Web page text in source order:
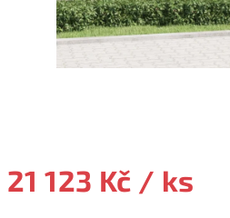
21 123 Kč / ks